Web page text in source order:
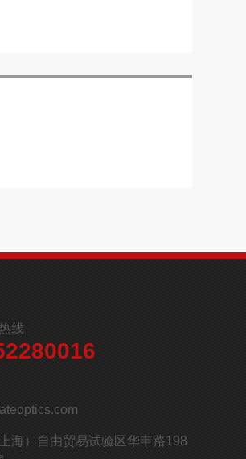
线
海）自由贸易试验区华申路198